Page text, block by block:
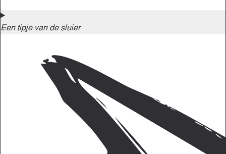
Een tipje van de sluier